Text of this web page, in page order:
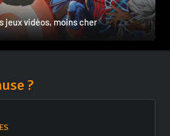
jeux vidéos, moins cher
?